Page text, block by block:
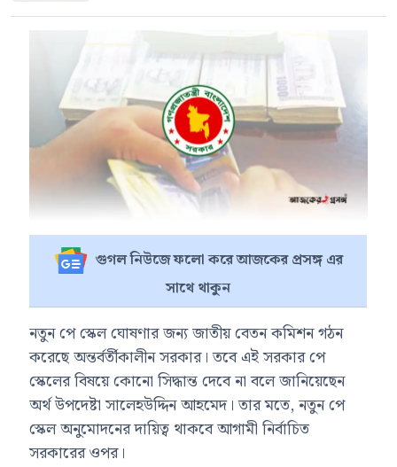
গুগল নিউজে ফলো করে আজকের প্রসঙ্গ এর
সাথে থাকুন
নতুন পে স্কেল ঘোষণার জন্য জাতীয় বেতন কমিশন গঠন
করেছে অন্তর্বর্তীকালীন সরকার। তবে এই সরকার পে
স্কেলের বিষয়ে কোনো সিদ্ধান্ত দেবে না বলে জানিয়েছেন
অর্থ উপদেষ্টা সালেহউদ্দিন আহমেদ। তার মতে, নতুন পে
স্কেল অনুমোদনের দায়িত্ব থাকবে আগামী নির্বাচিত
সরকারের ওপর।